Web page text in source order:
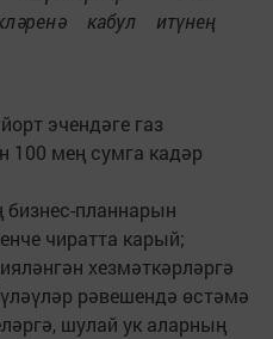
кабул итүнең
эчендәге газ
100 мең сумга кадәр
планнарын
чиратта карый;
хезмәткәрләргә
рәвешендә өстәмә
шулай ук аларның